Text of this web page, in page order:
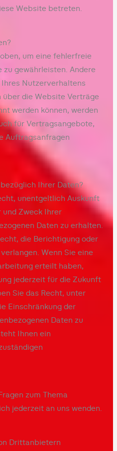
Website betreten.
um eine fehlerfreie
zu gewährleisten. Andere
Ihres Nutzerverhaltens
die Website Verträge
werden können, werden
für Vertragsangebote,
Auftragsanfragen
Ihrer Daten?
unentgeltlich Auskunft
und Zweck Ihrer
Daten zu erhalten.
die Berichtigung oder
Wenn Sie eine
erteilt haben,
jederzeit für die Zukunft
Sie das Recht, unter
Einschränkung der
Daten zu
Ihnen ein
zum Thema
jederzeit an uns wenden.
Dritt­anbietern